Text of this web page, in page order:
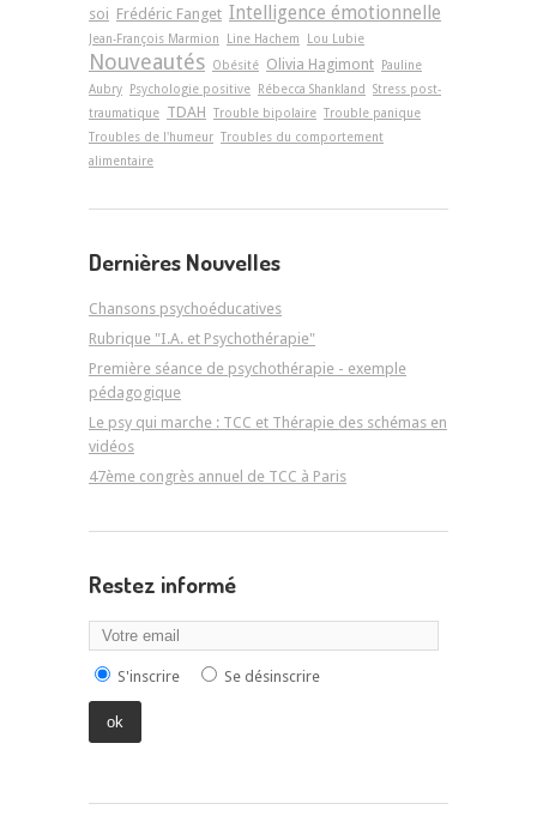
soi Frédéric Fanget Intelligence émotionnelle
Jean-François Marmion Line Hachem Lou Lubie
Nouveautés Obésité Olivia Hagimont Pauline
Aubry Psychologie positive Rébecca Shankland Stress post-
traumatique TDAH Trouble bipolaire Trouble panique
Troubles de l'humeur Troubles du comportement
alimentaire
Dernières Nouvelles
Chansons psychoéducatives
Rubrique "I.A. et Psychothérapie"
Première séance de psychothérapie - exemple
pédagogique
Le psy qui marche : TCC et Thérapie des schémas en
vidéos
47ème congrès annuel de TCC à Paris
Restez informé
S'inscrire Se désinscrire